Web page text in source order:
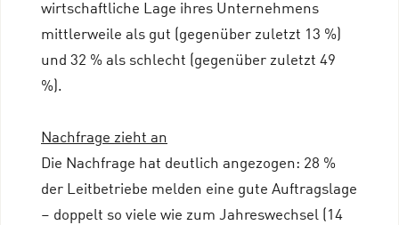
wirtschaftliche Lage ihres Unternehmens
mittlerweile als gut (gegenüber zuletzt 13 %)
und 32 % als schlecht (gegenüber zuletzt 49
%).
Nachfrage zieht an
Die Nachfrage hat deutlich angezogen: 28 %
der Leitbetriebe melden eine gute Auftragslage
– doppelt so viele wie zum Jahreswechsel (14